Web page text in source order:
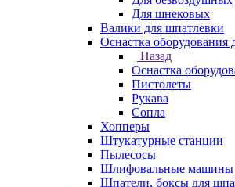
Для шнековых
Валики для шпатлевки
Оснастка оборудования
Назад
Оснастка
Пистолеты
Рукава
Сопла
Хопперы
Штукатурные станции
Пылесосы
Шлифовальные машины
Шпатели, боксы для